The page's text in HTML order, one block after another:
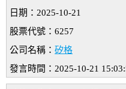
日期：2025-10-21
股票代號：6257
公司名稱： 矽格
發言時間：2025-10-21